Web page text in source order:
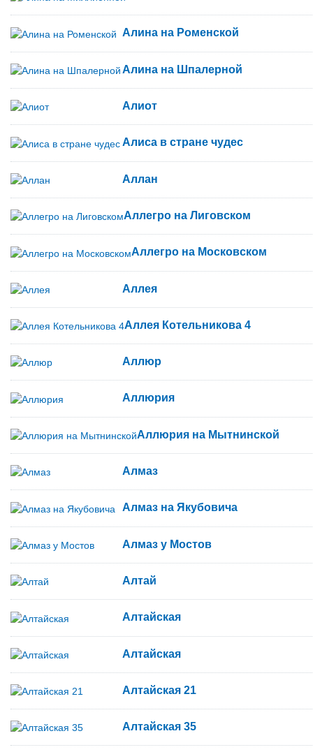
Алина на Роменской
Алина на Шпалерной
Алиот
Алиса в стране чудес
Аллан
Аллегро на Лиговском
Аллегро на Московском
Аллея
Аллея Котельникова 4
Аллюр
Аллюрия
Аллюрия на Мытнинской
Алмаз
Алмаз на Якубовича
Алмаз у Мостов
Алтай
Алтайская
Алтайская
Алтайская 21
Алтайская 35